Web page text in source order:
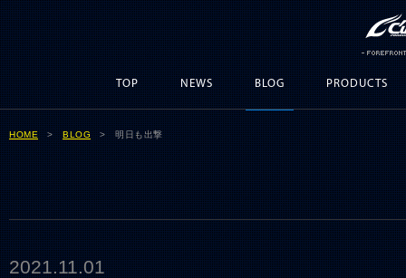
TOP NEWS BLOG PRODUCTS
HOME >BLOG > 明日も出撃
2021.11.01